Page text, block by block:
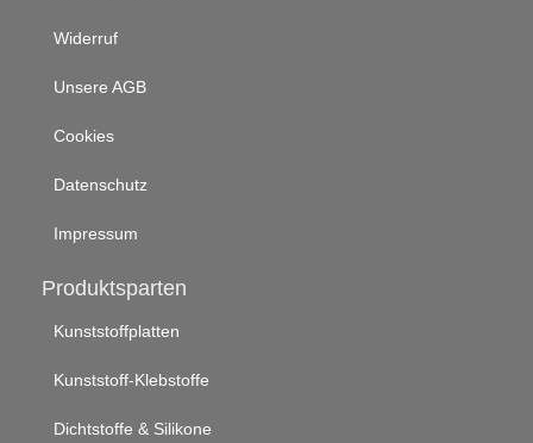
Widerruf
Unsere AGB
Cookies
Datenschutz
Impressum
Produktsparten
Kunststoffplatten
Kunststoff-Klebstoffe
Dichtstoffe & Silikone